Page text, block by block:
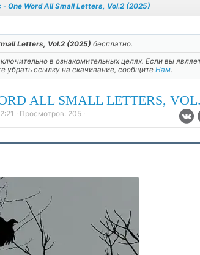
One Word All Small Letters, Vol.2 (2025)
Letters, Vol.2 (2025) бесплатно.
в ознакомительных целях. Если вы
убрать ссылку на скачивание, сообщите Нам.
ALL SMALL LETTERS,
· Просмотров: 205 ·